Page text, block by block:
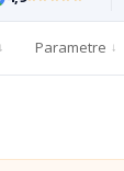
Parametre